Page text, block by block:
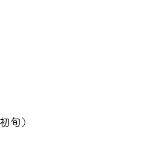
旬）